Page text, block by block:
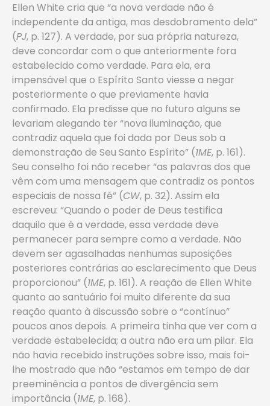
Ellen White cria que “a nova verdade não é
independente da antiga, mas desdobramento dela”
(PJ, p. 127). A verdade, por sua própria natureza,
deve concordar com o que anteriormente fora
estabelecido como verdade. Para ela, era
impensável que o Espírito Santo viesse a negar
posteriormente o que previamente havia
confirmado. Ela predisse que no futuro alguns se
levariam alegando ter “nova iluminação, que
contradiz aquela que foi dada por Deus sob a
demonstração de Seu Santo Espírito” (1ME, p. 161).
Seu conselho foi não receber “as palavras dos que
vêm com uma mensagem que contradiz os pontos
especiais de nossa fé” (CW, p. 32). Assim ela
escreveu: “Quando o poder de Deus testifica
daquilo que é a verdade, essa verdade deve
permanecer para sempre como a verdade. Não
devem ser agasalhadas nenhumas suposições
posteriores contrárias ao esclarecimento que Deus
proporcionou” (1ME, p. 161). A reação de Ellen White
quanto ao santuário foi muito diferente da sua
reação quanto à discussão sobre o “contínuo”
poucos anos depois. A primeira tinha que ver com a
verdade estabelecida; a outra não era um pilar. Ela
não havia recebido instruções sobre isso, mais foi-
lhe mostrado que não “estamos em tempo de dar
preeminência a pontos de divergência sem
importância (1ME, p. 168).